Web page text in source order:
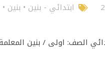
ابتدائي - بنين • بنين •